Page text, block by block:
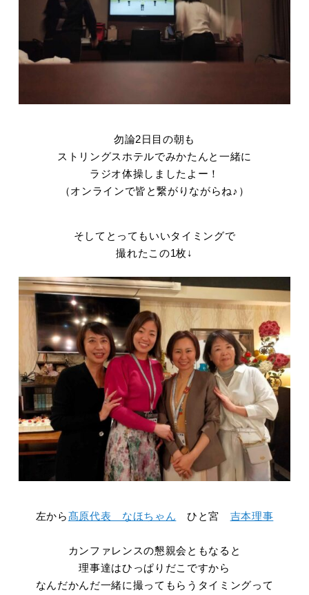
勿論2日目の朝も
ストリングスホテルでみかたんと一緒に
ラジオ体操しましたよー！
（オンラインで皆と繋がりながらね♪）
そしてとってもいいタイミングで
撮れたこの1枚↓
左から髙原代表 なほちゃん ひと宮 吉本理事
カンファレンスの懇親会ともなると
理事達はひっぱりだこですから
なんだかんだ一緒に撮ってもらうタイミングって